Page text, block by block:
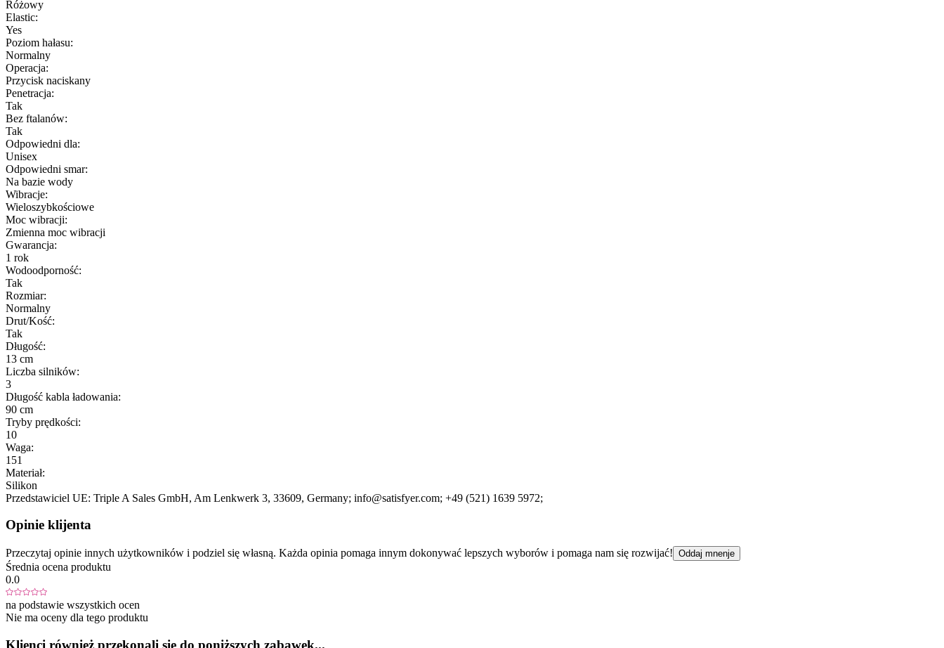
Różowy
Elastic:
Yes
Poziom hałasu:
Normalny
Operacja:
Przycisk naciskany
Penetracja:
Tak
Bez ftalanów:
Tak
Odpowiedni dla:
Unisex
Odpowiedni smar:
Na bazie wody
Wibracje:
Wieloszybkościowe
Moc wibracji:
Zmienna moc wibracji
Gwarancja:
1 rok
Wodoodporność:
Tak
Rozmiar:
Normalny
Drut/Kość:
Tak
Długość:
13 cm
Liczba silników:
3
Długość kabla ładowania:
90 cm
Tryby prędkości:
10
Waga:
151
Materiał:
Silikon
Przedstawiciel UE: Triple A Sales GmbH, Am Lenkwerk 3, 33609, Germany; info@satisfyer.com; +49 (521) 1639 5972;
Opinie klijenta
Przeczytaj opinie innych użytkowników i podziel się własną. Każda opinia pomaga innym dokonywać lepszych wyborów i pomaga nam się rozwijać! Oddaj mnenje
Średnia ocena produktu
0.0
na podstawie wszystkich ocen
Nie ma oceny dla tego produktu
Klienci również przekonali się do poniższych zabawek...